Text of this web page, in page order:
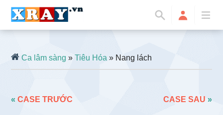
Ca lâm sàng »Tiêu Hóa » Nang lách
«CASE TRƯỚC CASE SAU »